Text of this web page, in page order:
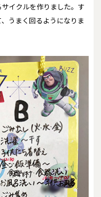
イクルを作りました。す
うまく回るようになりま